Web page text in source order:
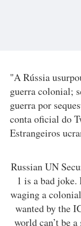
"A Rússia
guerra colonial;
guerra por
conta oficial do
Estrangeiros
Russian UN
1 is a bad joke.
waging a
wanted by the
world can’t be